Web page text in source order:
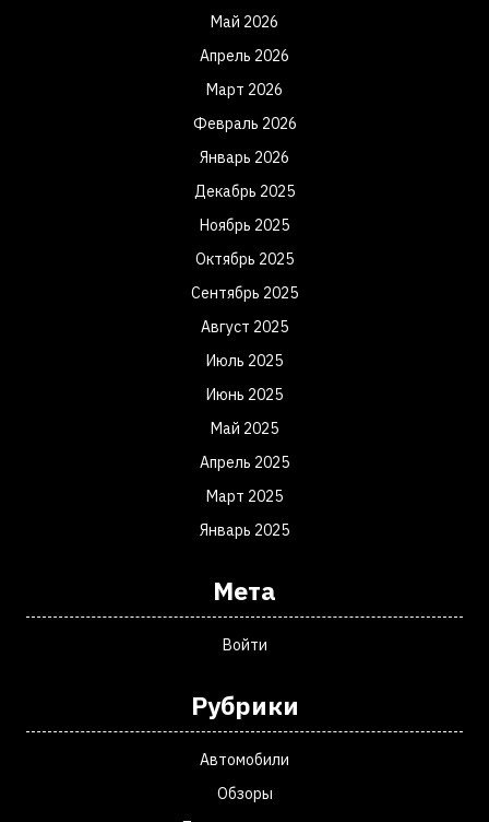
Май 2026
Апрель 2026
Март 2026
Февраль 2026
Январь 2026
Декабрь 2025
Ноябрь 2025
Октябрь 2025
Сентябрь 2025
Август 2025
Июль 2025
Июнь 2025
Май 2025
Апрель 2025
Март 2025
Январь 2025
Мета
Войти
Рубрики
Автомобили
Обзоры